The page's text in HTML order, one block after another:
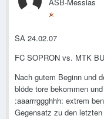
ASB-Messias
SA 24.02.07
FC SOPRON vs. MTK
Nach gutem Beginn und
blöde tore bekommen
:aaarrrggghhh: extrem
Gegensatz zu den